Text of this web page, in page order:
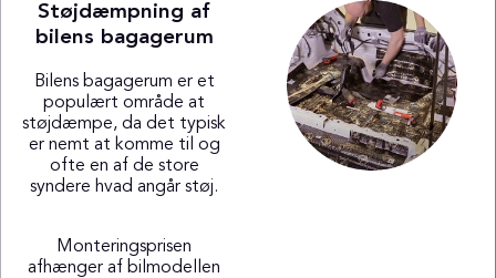
Støjdæmpning af
bilens bagagerum
Bilens bagagerum er et
populært område at
støjdæmpe, da det typisk
er nemt at komme til og
ofte en af de store
syndere hvad angår støj.
Monteringsprisen
afhænger af bilmodellen